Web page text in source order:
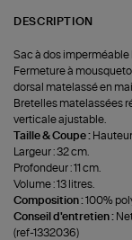
DESCRIPTION
Sac à dos imperméable
Fermeture à
dorsal matelassé en
Bretelles matelassées
verticale ajustable.
Taille & Coupe :
Largeur : 32 cm.
Profondeur : 11 cm.
Volume : 13 litres.
Composition :100%
Conseil d'entretien :
(ref-1332036)